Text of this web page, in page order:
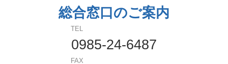
2024年5月
2024年4月
総合窓口のご案内
TEL
0985-24-6487
FAX